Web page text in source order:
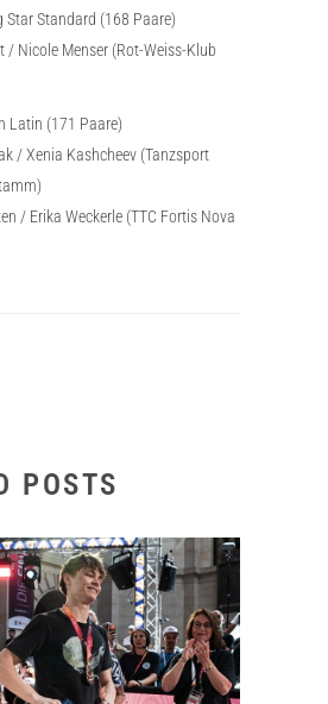
Star Standard (168 Paare)
/ Nicole Menser (Rot-Weiss-Klub
Latin (171 Paare)
/ Xenia Kashcheev (Tanzsport
/ Erika Weckerle (TTC Fortis Nova
POSTS